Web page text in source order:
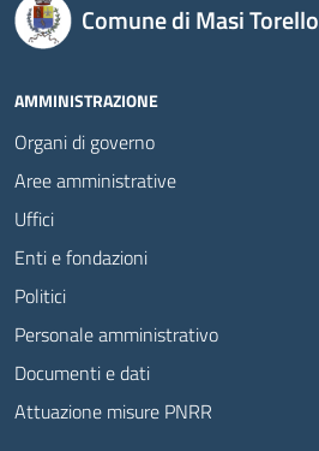
Comune di Masi Torello
AMMINISTRAZIONE
Organi di governo
Aree amministrative
Uffici
Enti e fondazioni
Politici
Personale amministrativo
Documenti e dati
Attuazione misure PNRR